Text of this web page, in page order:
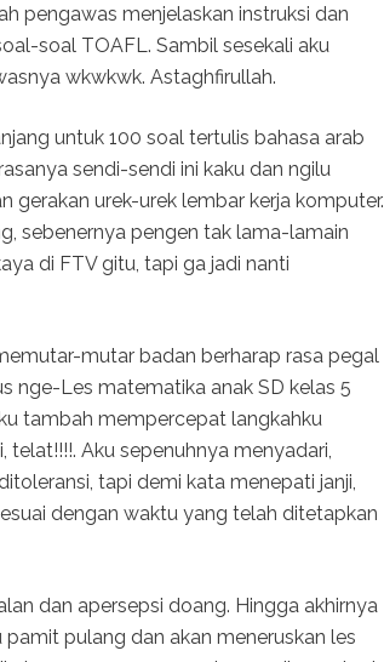
pengawas menjelaskan instruksi dan
soal TOAFL. Sambil sesekali aku
wkwkwk. Astaghfirullah.
untuk 100 soal tertulis bahasa arab
sendi-sendi ini kaku dan ngilu
gerakan urek-urek lembar kerja komputer.
sebenernya pengen tak lama-lamain
di FTV gitu, tapi ga jadi nanti
mutar badan berharap rasa pegal
nge-Les matematika anak SD kelas 5
tambah mempercepat langkahku
Aku sepenuhnya menyadari,
tapi demi kata menepati janji,
dengan waktu yang telah ditetapkan
dan apersepsi doang. Hingga akhirnya
pulang dan akan meneruskan les